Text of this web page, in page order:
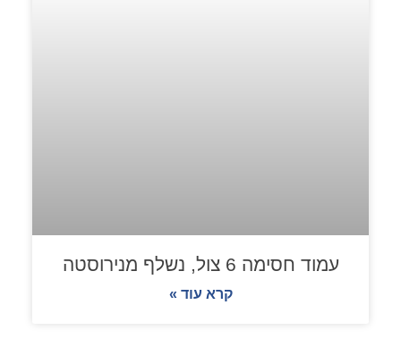
עמוד חסימה 6 צול, נשלף מנירוסטה
קרא עוד »